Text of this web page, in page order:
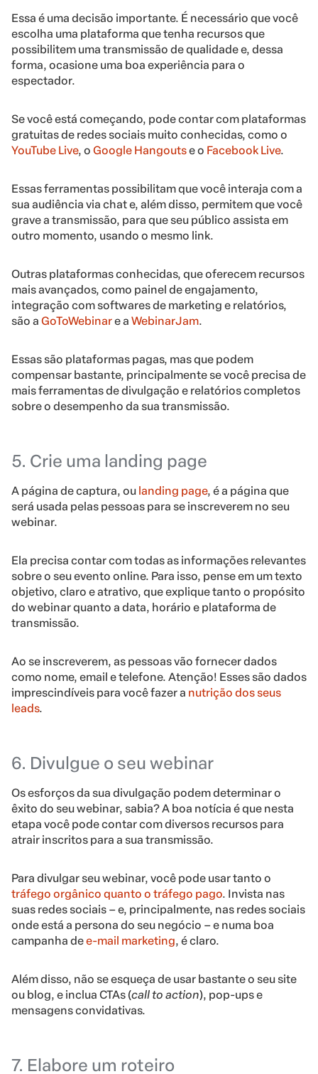
Essa é uma decisão importante. É necessário que você
escolha uma plataforma que tenha recursos que
possibilitem uma transmissão de qualidade e, dessa
forma, ocasione uma boa experiência para o
espectador.
Se você está começando, pode contar com plataformas
gratuitas de redes sociais muito conhecidas, como o
YouTube Live, o Google Hangoutse o Facebook Live.
Essas ferramentas possibilitam que você interaja com a
sua audiência via chat e, além disso, permitem que você
grave a transmissão, para que seu público assista em
outro momento, usando o mesmo link.
Outras plataformas conhecidas, que oferecem recursos
mais avançados, como painel de engajamento,
integração com softwares de marketing e relatórios,
são a GoToWebinare a WebinarJam.
Essas são plataformas pagas, mas que podem
compensar bastante, principalmente se você precisa de
mais ferramentas de divulgação e relatórios completos
sobre o desempenho da sua transmissão.
5. Crie uma landing page
A página de captura, ou landing page, é a página que
será usada pelas pessoas para se inscreverem no seu
webinar.
Ela precisa contar com todas as informações relevantes
sobre o seu evento online. Para isso, pense em um texto
objetivo, claro e atrativo, que explique tanto o propósito
do webinar quanto a data, horário e plataforma de
transmissão.
Ao se inscreverem, as pessoas vão fornecer dados
como nome, email e telefone. Atenção! Esses são dados
imprescindíveis para você fazer a nutrição dos seus
leads.
6. Divulgue o seu webinar
Os esforços da sua divulgação podem determinar o
êxito do seu webinar, sabia? A boa notícia é que nesta
etapa você pode contar com diversos recursos para
atrair inscritos para a sua transmissão.
Para divulgar seu webinar, você pode usar tanto o
tráfego orgânico quanto o tráfego pago. Invista nas
suas redes sociais – e, principalmente, nas redes sociais
onde está a persona do seu negócio – e numa boa
campanha dee-mail marketing, é claro.
Além disso, não se esqueça de usar bastante o seu site
ou blog, e inclua CTAs (call to action), pop-ups e
mensagens convidativas.
7. Elabore um roteiro